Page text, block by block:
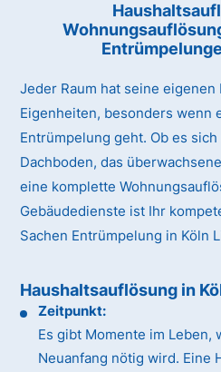
Jeder Raum hat seine
Eigenheiten, besonders wenn
Entrümpelung geht. Ob es
Dachboden, das
eine komplette
Gebäudedienste ist Ihr
Sachen Entrümpelung in Köln
Haushaltsauflösung in
Zeitpunkt:
Es gibt Momente im Leben,
Neuanfang nötig wird. Eine